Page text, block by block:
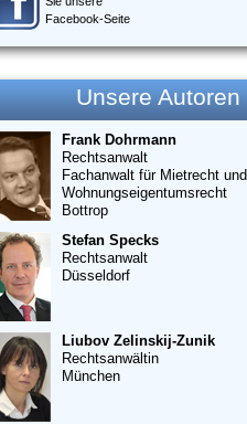
Facebook-Seite
Unsere Autoren
Frank Dohrmann
Rechtsanwalt
Fachanwalt für Mietrecht und
Wohnungseigentumsrecht
Bottrop
Stefan Specks
Rechtsanwalt
Düsseldorf
Liubov Zelinskij-Zunik
Rechtsanwältin
München